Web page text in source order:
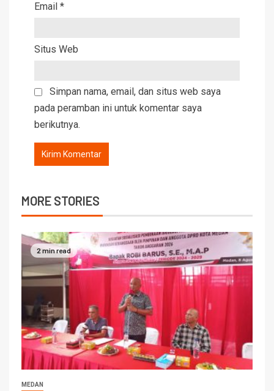
Email *
Situs Web
Simpan nama, email, dan situs web saya
pada peramban ini untuk komentar saya
berikutnya.
MORE STORIES
2 min read
MEDAN